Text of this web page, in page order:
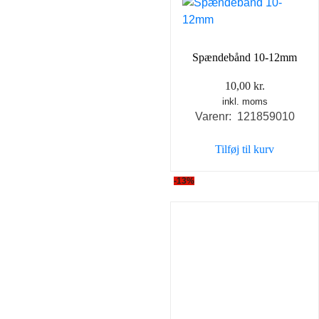
Spændebånd 10-12mm
10,00 kr.
inkl. moms
Varenr: 121859010
Tilføj til kurv
-13%